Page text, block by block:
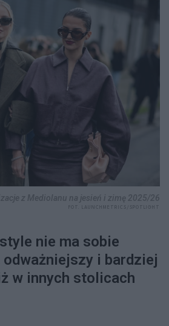
nie ma sobie
i bardziej
w innych stolicach